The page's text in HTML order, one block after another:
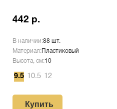
442 р.
В наличии:88 шт.
Материал: Пластиковый
Высота, см:10
9.5 10.5 12
Купить